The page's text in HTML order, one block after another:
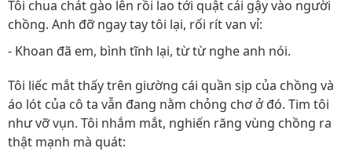
Tôi chua chát gào lên rồi lao tới quật cái gậy vào người
chồng. Anh đỡ ngay tay tôi lại, rối rít van vỉ:
- Khoan đã em, bình tĩnh lại, từ từ nghe anh nói.
Tôi liếc mắt thấy trên giường cái quần sịp của chồng và
áo lót của cô ta vẫn đang nằm chỏng chơ ở đó. Tim tôi
như vỡ vụn. Tôi nhắm mắt, nghiến răng vùng chồng ra
thật mạnh mà quát: